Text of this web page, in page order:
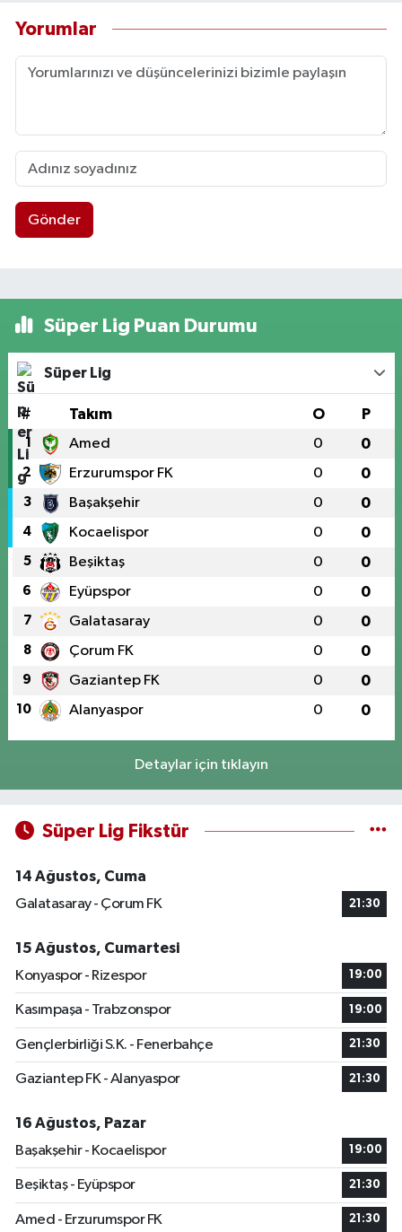
Yorumlar
Gönder
Süper Lig Puan Durumu
Süper Lig
# Takım O P
1 Amed 0 0
2 Erzurumspor FK 0 0
3 Başakşehir 0 0
4 Kocaelispor 0 0
5 Beşiktaş 0 0
6 Eyüpspor 0 0
7 Galatasaray 0 0
8 Çorum FK 0 0
9 Gaziantep FK 0 0
10 Alanyaspor 0 0
Detaylar için tıklayın
Süper Lig Fikstür
14 Ağustos, Cuma
Galatasaray - Çorum FK
21:30
15 Ağustos, Cumartesi
Konyaspor - Rizespor
19:00
Kasımpaşa - Trabzonspor 19:00
Gençlerbirliği S.K. - Fenerbahçe 21:30
Gaziantep FK - Alanyaspor 21:30
16 Ağustos, Pazar
Başakşehir - Kocaelispor
19:00
Beşiktaş - Eyüpspor 21:30
Amed - Erzurumspor FK 21:30